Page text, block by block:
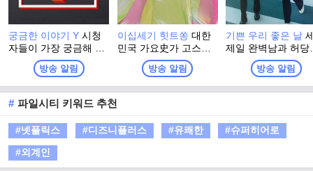
궁금한 이야기 Y시청
자들이 가장 궁금해 하
는 뉴스속의 화제, 인물
을 카메라에 담아 이야
기의 이면에 숨어있는
'WHY'를 흥미진진하게
풀어주는 프로그램
방송 알림
이십세기 힛트쏭 대한
민국 가요史가 고스란
히 담긴 KBS의 올드 케
이팝 프로그램을 소환
하고 재해석하여 대중
개념 뉴트로 음악 차트
쇼 프로그램
방송 알림
기쁜 우리 좋은 날
제일 완벽남과 허당
의 일촉즉발 생사
전! 저마다 '내 인생
주인공'이 되고픈,
방송 알림
# 파일시티 키워드 추천
#넷플릭스 #디즈니플러스 #유쾌한
#슈퍼히어로
#외계인